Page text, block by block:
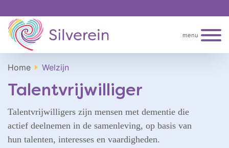
menu
Home Welzijn
Talentvrijwilliger
Talentvrijwilligers zijn mensen met dementie die
actief deelnemen in de samenleving, op basis van
hun talenten, interesses en vaardigheden.